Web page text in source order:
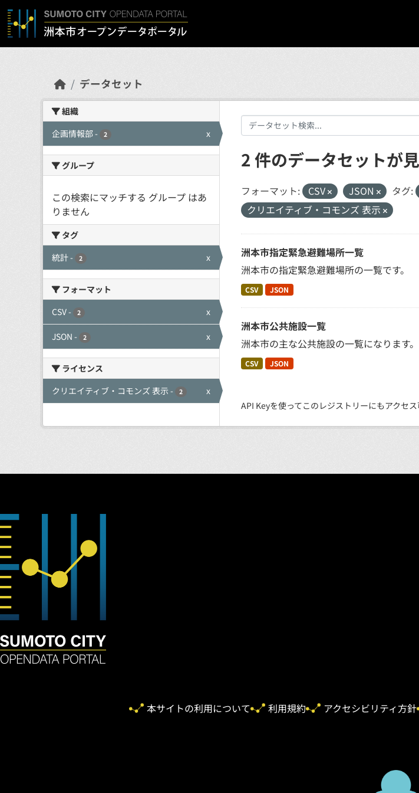
Skip to main content
データセット
組織
企画情報部- 2 x
グループ
この検索にマッチする グループ はあ
りません
タグ
統計- 2 x
フォーマット
CSV- 2 x
JSON - 2 x
ライセンス
クリエイティブ・コモンズ 表示 - 2 x
2 件のデータセットが
フォーマット: CSV JSON タグ:
クリエイティブ・コモンズ 表示
洲本市指定緊急避難場所一覧
洲本市の指定緊急避難場所の一覧です。
CSV JSON
洲本市公共施設一覧
洲本市の主な公共施設の一覧になります。
CSV JSON
API Keyを使ってこのレジストリーにもアクセ
本サイトの利用について 利用規約 アクセシビリティ方針